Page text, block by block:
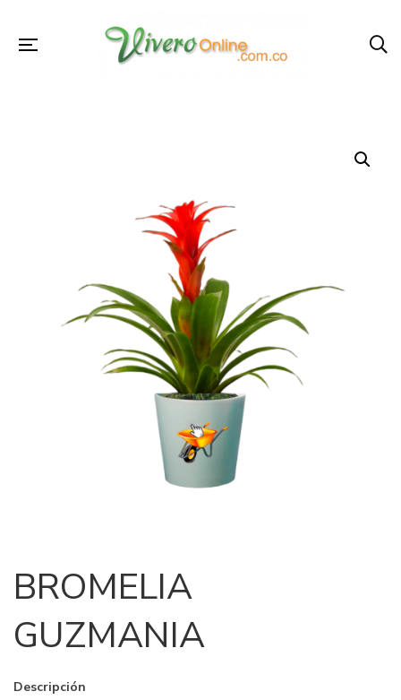
BROMELIA
GUZMANIA
Descripción